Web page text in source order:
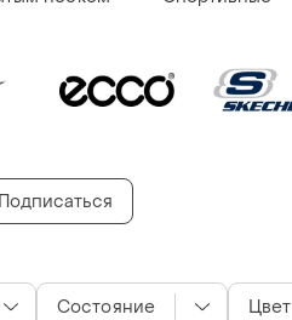
Подписаться
Состояние Цвет